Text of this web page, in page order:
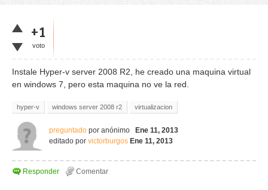
+1
voto
Instale Hyper-v server 2008 R2, he creado una maquina virtual
en windows 7, pero esta maquina no ve la red.
hyper-v windows server 2008 r2 virtualizacion
preguntado por anónimo
Ene 11, 2013
editado por victorburgos Ene 11, 2013